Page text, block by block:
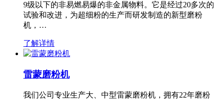
9级以下的非易燃易爆的非金属物料。它是经过20多次的
试验和改进，为超细粉的生产而研发制造的新型磨粉
机，…
了解详情
雷蒙磨粉机
我们公司专业生产大、中型雷蒙磨粉机，拥有22年磨粉